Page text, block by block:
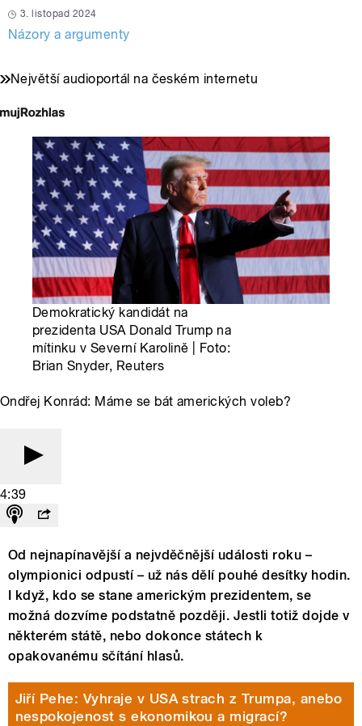
3. listopad 2024
Názory a argumenty
Největší audioportál na českém internetu
Demokratický kandidát na
prezidenta USA Donald Trump na
mítinku v Severní Karolině | Foto:
Brian Snyder, Reuters
Ondřej Konrád: Máme se bát amerických voleb?
4:39
Od nejnapínavější a nejvděčnější události roku –
olympionici odpustí – už nás dělí pouhé desítky hodin.
I když, kdo se stane americkým prezidentem, se
možná dozvíme podstatně později. Jestli totiž dojde v
některém státě, nebo dokonce státech k
opakovanému sčítání hlasů.
Jiří Pehe: Vyhraje v USA strach z Trumpa, anebo
nespokojenost s ekonomikou a migrací?